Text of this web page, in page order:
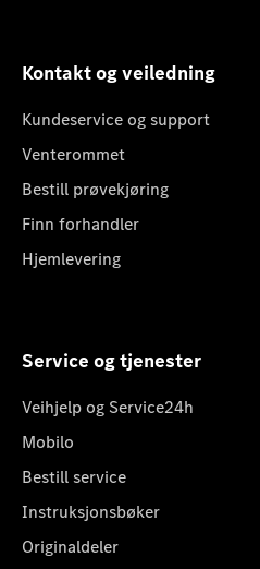
Kontakt og veiledning
Kundeservice og support
Venterommet
Bestill prøvekjøring
Finn forhandler
Hjemlevering
Service og tjenester
Veihjelp og Service24h
Mobilo
Bestill service
Instruksjonsbøker
Originaldeler